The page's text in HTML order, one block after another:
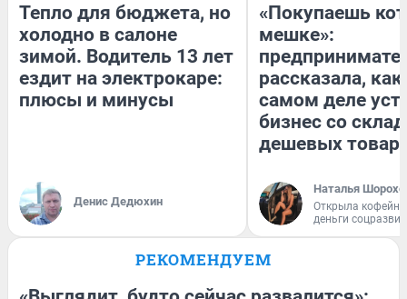
Тепло для бюджета, но
холодно в салоне
зимой. Водитель 13 лет
ездит на электрокаре:
плюсы и минусы
Денис Дедюхин
«Покупаешь
мешке»:
рассказала, как
самом деле
бизнес со
дешевых
Наталья
Открыла
деньги
РЕКОМЕНДУЕМ